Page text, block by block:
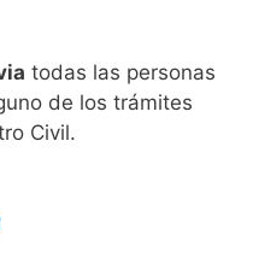
todas las personas
de los trámites
Civil.​